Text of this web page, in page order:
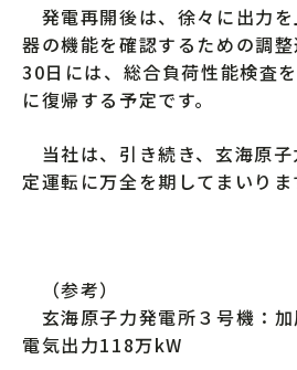
発電再開後は、徐々に出力
器の機能を確認するための調
30日には、総合負荷性能検査
に復帰する予定です。
当社は、引き続き、玄海原
定運転に万全を期してまいりま
（参考）
玄海原子力発電所３号機：
電気出力118万kW